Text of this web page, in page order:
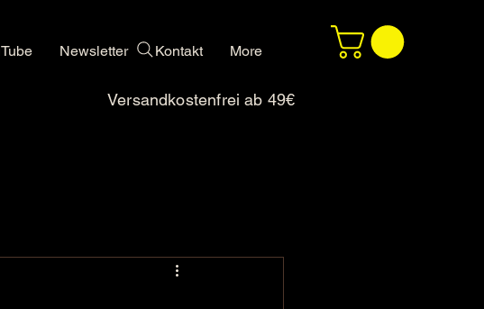
Newsletter Kontakt More
Versandkostenfrei ab 49€